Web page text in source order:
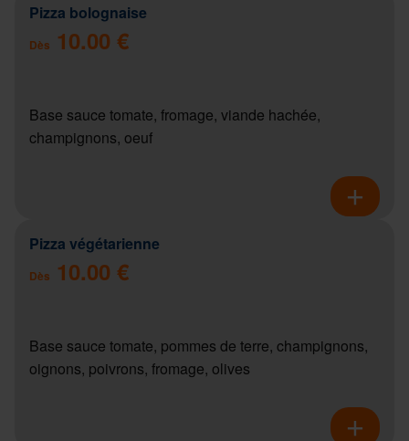
Pizza bolognaise
Dès 10.00 €
Base sauce tomate, fromage, viande hachée,
champignons, oeuf
Pizza végétarienne
Dès 10.00 €
Base sauce tomate, pommes de terre, champignons,
oignons, poivrons, fromage, olives